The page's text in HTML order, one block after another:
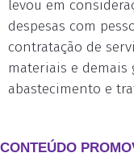
levou em
despesas com
contratação de
materiais e demais
abastecimento e